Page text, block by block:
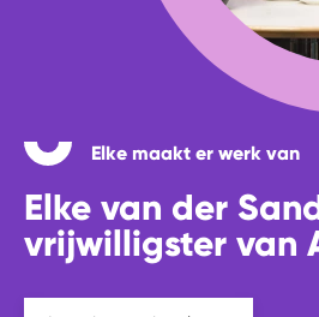
Elke maakt er werk van
Elke van der
vrijwilligster van